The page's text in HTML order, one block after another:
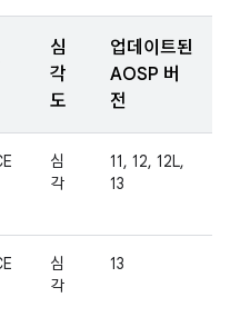
심
각
도
업데이트된
AOSP 버
전
심
각
11, 12, 12L,
13
심
각
13